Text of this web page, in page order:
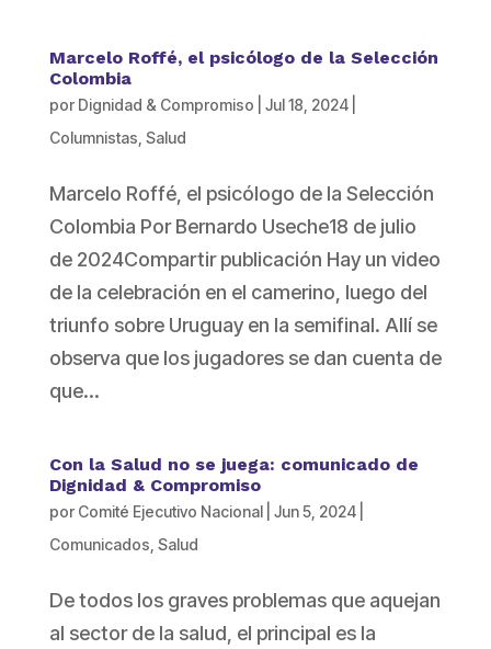
Marcelo Roffé, el psicólogo de la Selección
Colombia
por Dignidad & Compromiso Jul 18, 2024|
Columnistas Salud
Marcelo Roffé, el psicólogo de la Selección
Colombia Por Bernardo Useche18 de julio
de 2024Compartir publicación Hay un video
de la celebración en el camerino, luego del
triunfo sobre Uruguay en la semifinal. Allí se
observa que los jugadores se dan cuenta de
que...
Con la Salud no se juega: comunicado de
Dignidad & Compromiso
por Comité Ejecutivo Nacional| Jun 5, 2024|
Comunicados Salud
De todos los graves problemas que aquejan
al sector de la salud, el principal es la